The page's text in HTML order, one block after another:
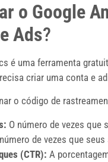
o Google
Ads?
é uma ferramenta
criar uma conta e
o código de
O número de vezes que
de vezes que
(CTR): A